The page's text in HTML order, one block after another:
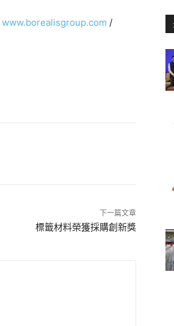
www.borealisgroup.com /
下一篇文章
標籤材料榮獲採購創新獎